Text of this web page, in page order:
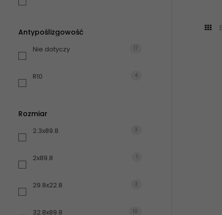
Antypoślizgowość
Nie dotyczy 17
R10 4
Rozmiar
2.3x89.8 3
2x89.8 1
29.8x22.8 3
32.8x89.8 10